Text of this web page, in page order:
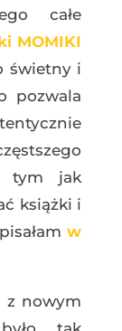
całe
MOMIKI
świetny i
pozwala
tym jak
książki i
w
z nowym